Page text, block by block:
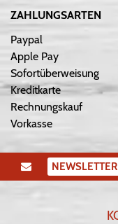
ZAHLUNGSARTEN
Paypal
Apple Pay
Sofortüberweisung
Kreditkarte
Rechnungskauf
Vorkasse
NEWSLETTER